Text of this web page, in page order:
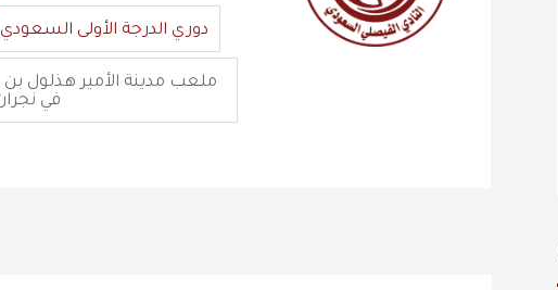
دوري الدرجة الأولى السعودي
في